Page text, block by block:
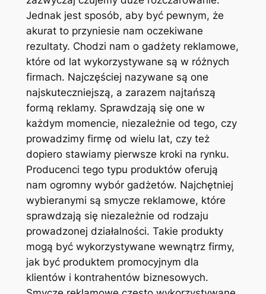
Jednak jest sposób, aby być pewnym, że
akurat to przyniesie nam oczekiwane
rezultaty. Chodzi nam o gadżety reklamowe,
które od lat wykorzystywane są w różnych
firmach. Najczęściej nazywane są one
najskuteczniejszą, a zarazem najtańszą
formą reklamy. Sprawdzają się one w
każdym momencie, niezależnie od tego, czy
prowadzimy firmę od wielu lat, czy też
dopiero stawiamy pierwsze kroki na rynku.
Producenci tego typu produktów oferują
nam ogromny wybór gadżetów. Najchętniej
wybieranymi są smycze reklamowe, które
sprawdzają się niezależnie od rodzaju
prowadzonej działalności. Takie produkty
mogą być wykorzystywane wewnątrz firmy,
jak być produktem promocyjnym dla
klientów i kontrahentów biznesowych.